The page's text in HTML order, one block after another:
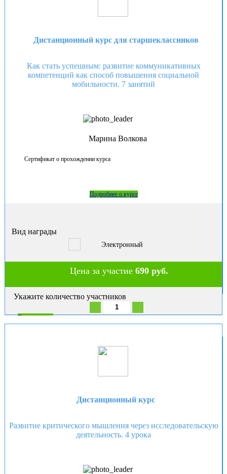
Дистанционный курс для старшеклассников
Как стать успешным: развитие коммуникативных
компетенций как способ повышения социальной
мобильности. 7 занятий
Марина Волкова
Сертификат о прохождении курса
Подробнее о курсе
Вид награды
Электронный
Цена за участие690 руб.
Укажите количество участников
В корзину
Дистанционный курс
Развитие критического мышления через исследовательскую
деятельность. 4 урока